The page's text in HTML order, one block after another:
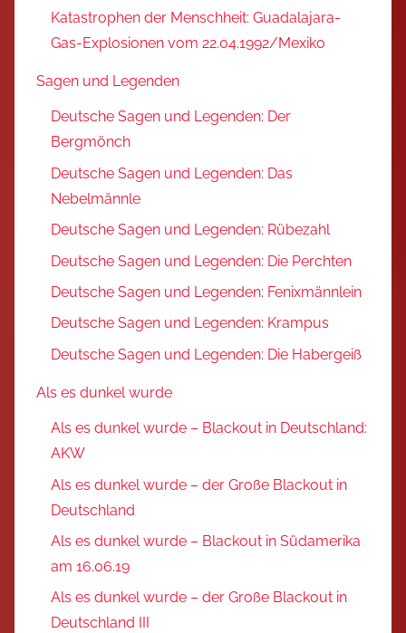
Katastrophen der Menschheit: Guadalajara-
Gas-Explosionen vom 22.04.1992/Mexiko
Sagen und Legenden
Deutsche Sagen und Legenden: Der
Bergmönch
Deutsche Sagen und Legenden: Das
Nebelmännle
Deutsche Sagen und Legenden: Rübezahl
Deutsche Sagen und Legenden: Die Perchten
Deutsche Sagen und Legenden: Fenixmännlein
Deutsche Sagen und Legenden: Krampus
Deutsche Sagen und Legenden: Die Habergeiß
Als es dunkel wurde
Als es dunkel wurde – Blackout in Deutschland:
AKW
Als es dunkel wurde – der Große Blackout in
Deutschland
Als es dunkel wurde – Blackout in Südamerika
am 16.06.19
Als es dunkel wurde – der Große Blackout in
Deutschland III